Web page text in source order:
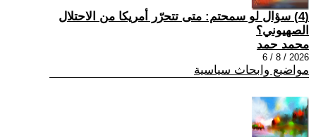
(4) سؤال لو سمحتم: متى تتحرّر أمريكا من الاحتلال
الصهيوني؟
محمد حمد
2026 / 8 / 6
مواضيع وابحاث سياسية